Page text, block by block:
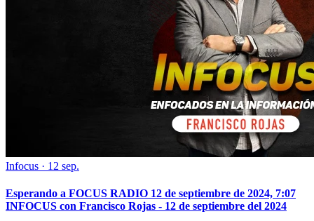
Infocus · 12 sep.
Esperando a FOCUS RADIO 12 de septiembre de 2024, 7:07
INFOCUS con Francisco Rojas - 12 de septiembre del 2024